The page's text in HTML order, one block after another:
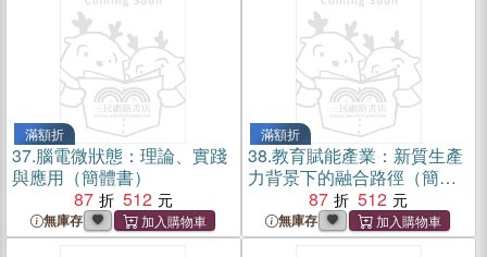
滿額折
37.腦電微狀態：理論、實踐
與應用（簡體書）
87
512
無庫存
滿額折
38.教育賦能產業：新質生產
力背景下的融合路徑（簡體
87 512
無庫存